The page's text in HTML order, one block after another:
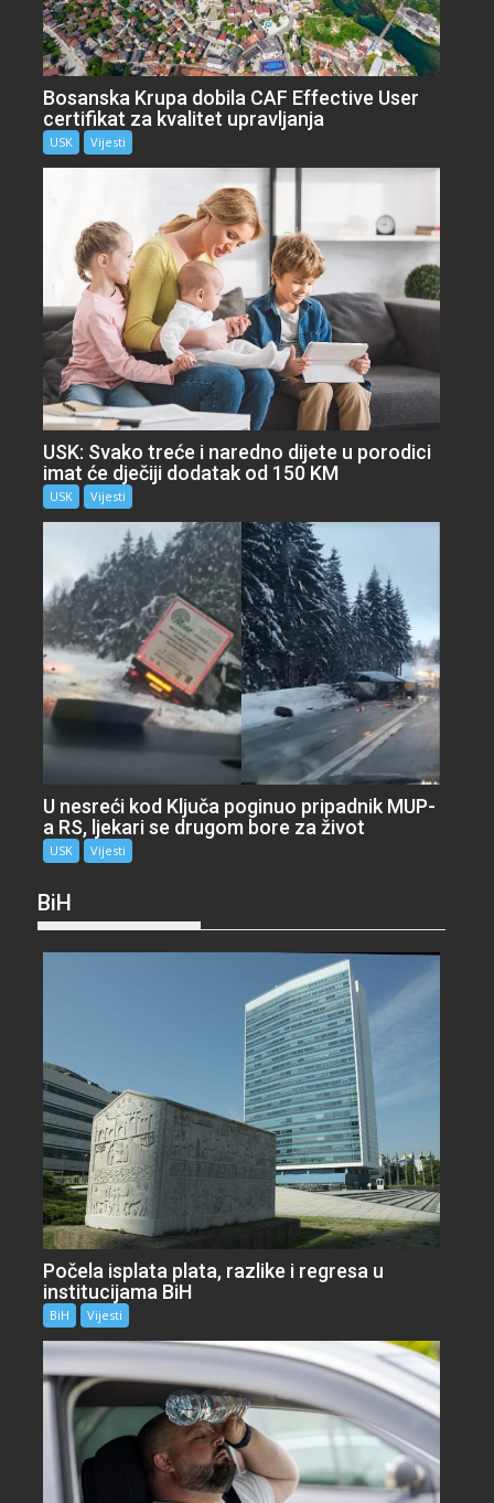
Bosanska Krupa dobila CAF Effective User
certifikat za kvalitet upravljanja
USK Vijesti
USK: Svako treće i naredno dijete u porodici
imat će dječiji dodatak od 150 KM
USK Vijesti
U nesreći kod Ključa poginuo pripadnik MUP-
a RS, ljekari se drugom bore za život
USK Vijesti
BiH
Počela isplata plata, razlike i regresa u
institucijama BiH
BiH Vijesti